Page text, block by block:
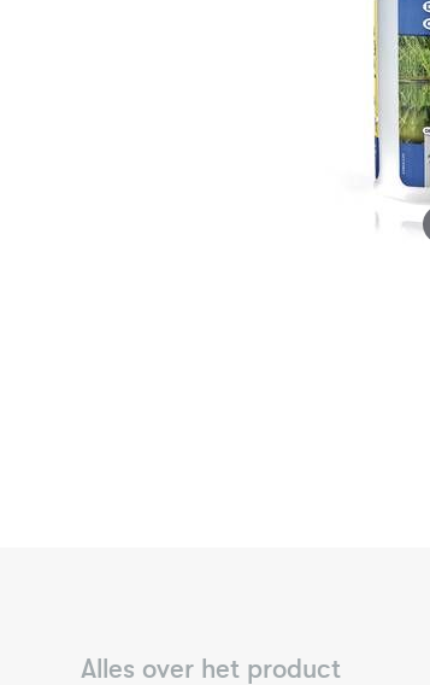
Alles over het product